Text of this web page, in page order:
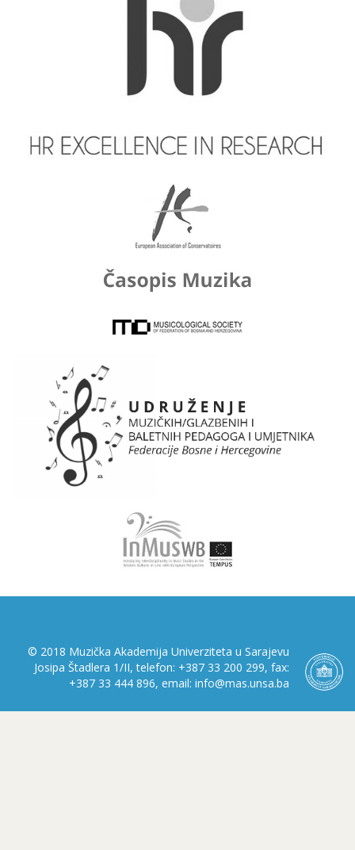
© 2018 Muzička Akademija Univerziteta u Sarajevu
Josipa Štadlera 1/II, telefon: +387 33 200 299, fax:
+387 33 444 896, email: info@mas.unsa.ba